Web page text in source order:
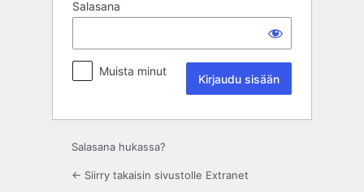
Salasana
Muista minut
Salasana hukassa?
← Siirry takaisin sivustolle Extranet